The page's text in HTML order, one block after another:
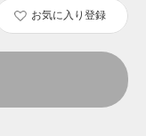
お気に入り登録